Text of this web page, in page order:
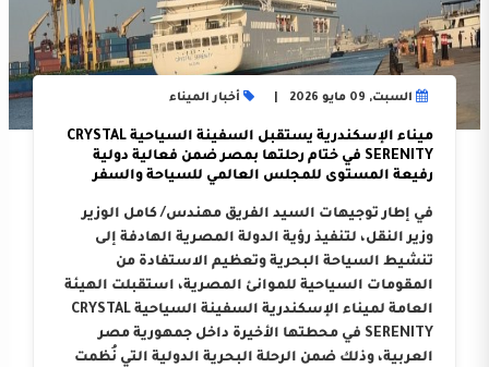
السبت, 09 مايو 2026 أخبار الميناء
ميناء الإسكندرية يستقبل السفينة السياحية CRYSTAL
SERENITY في ختام رحلتها بمصر ضمن فعالية دولية
رفيعة المستوى للمجلس العالمي للسياحة والسفر
في إطار توجيهات السيد الفريق مهندس/ كامل الوزير
وزير النقل، لتنفيذ رؤية الدولة المصرية الهادفة إلى
تنشيط السياحة البحرية وتعظيم الاستفادة من
المقومات السياحية للموانئ المصرية، استقبلت الهيئة
العامة لميناء الإسكندرية السفينة السياحية CRYSTAL
SERENITY في محطتها الأخيرة داخل جمهورية مصر
العربية، وذلك ضمن الرحلة البحرية الدولية التي نُظمت